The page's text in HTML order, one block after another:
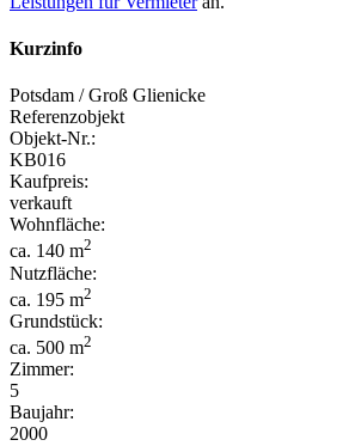
Kurzinfo
Potsdam / Groß Glienicke
Referenzobjekt
Objekt-Nr.:
KB016
Kaufpreis:
verkauft
Wohnfläche:
ca. 140 m2
Nutzfläche:
ca. 195 m2
Grundstück:
ca. 500 m2
Zimmer:
5
Baujahr:
2000